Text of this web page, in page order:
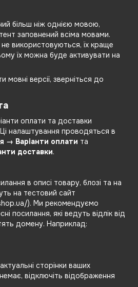
більш ніж однією мовою,
заповнений всіма мовами.
використовуються, їх краще
їх можна буде активувати на
версії, зверніться до
оплати та доставки
налаштування проводяться в
→ Варіанти оплати та
доставки.
в описі товару, блозі та на
на тестовий сайт
). Ми рекомендуємо
посилання, які ведуть відлік від
домену. Наприклад:
сторінки ваших
відключіть відображення